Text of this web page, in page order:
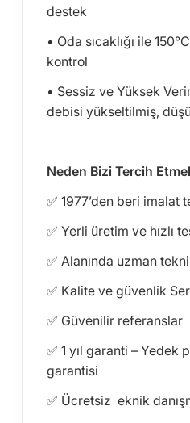
destek
• Oda sıcaklığı ile
kontrol
• Sessiz ve Yüksek
debisi yükseltilmiş,
Neden Bizi Tercih
✅ 1977’den beri imalat
✅ Yerli üretim ve hızlı
✅ Alanında uzman
✅ Kalite ve güvenlik
✅ Güvenilir referanslar
✅ 1 yıl garanti – Yedek
garantisi
✅ Ücretsiz eknik